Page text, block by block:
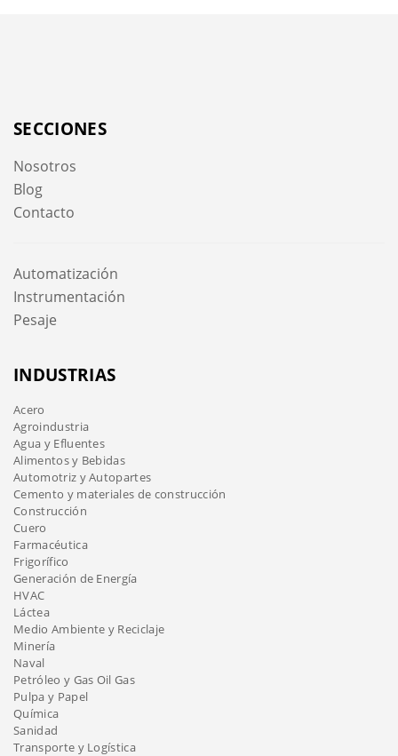
SECCIONES
Nosotros
Blog
Contacto
Automatización
Instrumentación
Pesaje
INDUSTRIAS
Acero
Agroindustria
Agua y Efluentes
Alimentos y Bebidas
Automotriz y Autopartes
Cemento y materiales de construcción
Construcción
Cuero
Farmacéutica
Frigorífico
Generación de Energía
HVAC
Láctea
Medio Ambiente y Reciclaje
Minería
Naval
Petróleo y Gas Oil Gas
Pulpa y Papel
Química
Sanidad
Transporte y Logística